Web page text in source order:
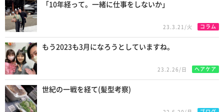
「10年経って。一緒に仕事をしないか」
23.3.21/火 コラム
もう2023も3月になろうとしていますね。
23.2.26/日 ヘアケア
世紀の一戦を経て(髪型考察)